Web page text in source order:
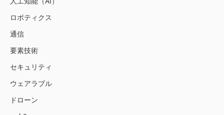
ロボティクス
通信
要素技術
セキュリティ
ウェアラブル
ドローン